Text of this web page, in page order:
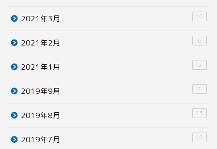
2021年3月 10
2021年2月 6
2021年1月 5
2019年9月 1
2019年8月 15
2019年7月 18